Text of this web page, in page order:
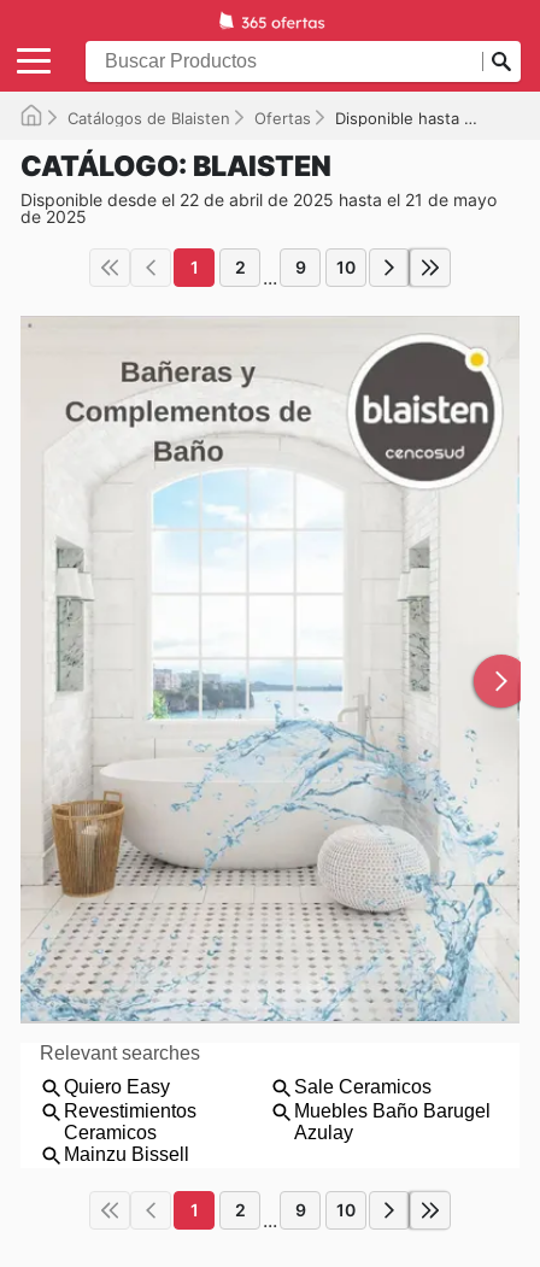
Catálogos de Blaisten Ofertas Disponible hasta el 21/05/2025
CATÁLOGO: BLAISTEN
Disponible desde el 22 de abril de 2025 hasta el 21 de mayo
de 2025
1 2 ... 9 10
1 2 ... 9 10